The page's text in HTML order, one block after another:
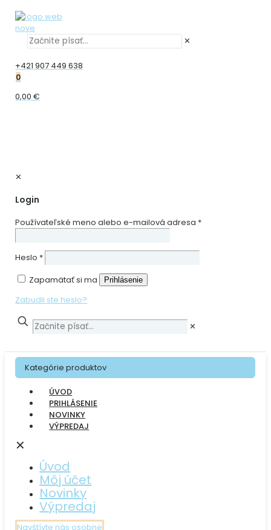
✕
+421 907 449 638
0
0,00 €
✕
Login
Používateľské meno alebo e-mailová adresa *
Heslo *
Zapamätať si ma
Prihlásenie
Zabudli ste heslo?
✕
Kategórie produktov
ÚVOD
PRIHLÁSENIE
NOVINKY
VÝPREDAJ
✕
Úvod
Môj účet
Novinky
Výpredaj
Navštívte nás osobne